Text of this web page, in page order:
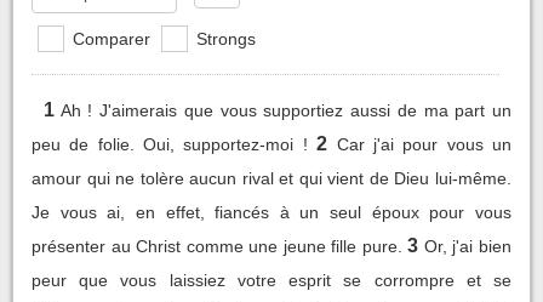
Comparer Strongs
1 Ah ! J'aimerais que vous supportiez aussi de ma part un
peu de folie. Oui, supportez-moi ! 2 Car j'ai pour vous un
amour qui ne tolère aucun rival et qui vient de Dieu lui-même.
Je vous ai, en effet, fiancés à un seul époux pour vous
présenter au Christ comme une jeune fille pure. 3 Or, j'ai bien
peur que vous laissiez votre esprit se corrompre et se